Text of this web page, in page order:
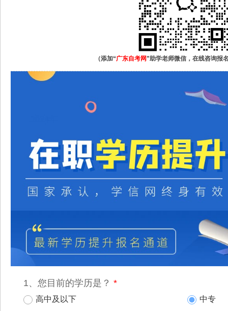
（添加“广东自考网 ”助学老师微信，在线咨询报